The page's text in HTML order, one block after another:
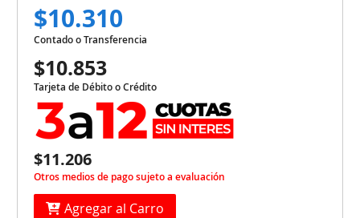
$10.310
Contado o Transferencia
$10.853
Tarjeta de Débito o Crédito
$11.206
Otros medios de pago sujeto a evaluación
Agregar al Carro